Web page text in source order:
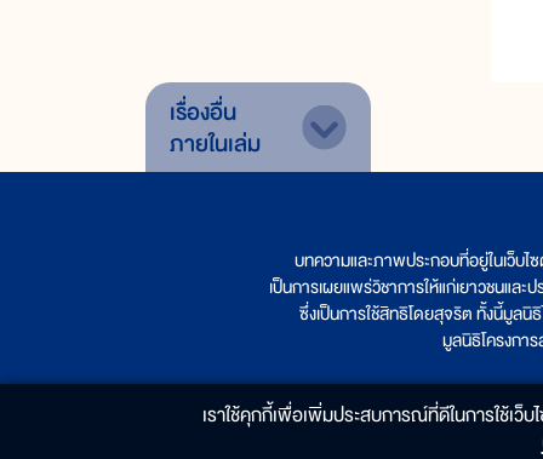
เรื่องอื่น
ภายในเล่ม
บทความและภาพประกอบที่อยู่ในเว็บ
เป็นการเผยแพร่วิชาการให้แก่เยาวชนแล
ซึ่งเป็นการใช้สิทธิโดยสุจริต ทั้งนี้มูลนิ
มูลนิธิโครงกา
เราใช้คุกกี้เพื่อเพิ่มประสบการณ์ที่ดีในการใช้เว็บ